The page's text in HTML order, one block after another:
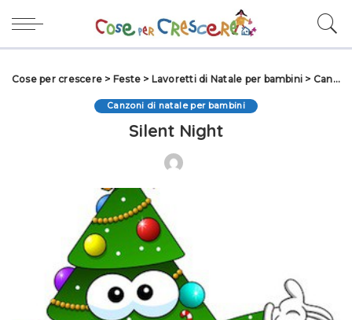
Cose per crescere > Feste > Lavoretti di Natale per bambini > Canzoni di natale per bambini
Canzoni di natale per bambini
Silent Night